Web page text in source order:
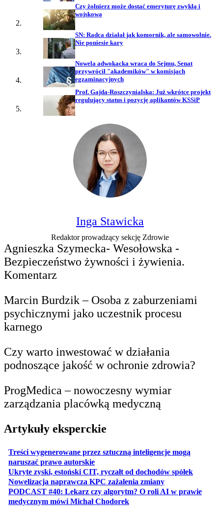
Czy żołnierz może dostać emeryturę zwykłą i
wojskową
SN: Radca działał jak komornik, ale samowolnie.
Nie poniesie kary
Nowela adwokacka wraca do Sejmu, Senat
przywrócił "akademików" w komisjach
egzaminacyjnych
Prof. Gajda-Roszczynialska: Już wkrótce projekt
regulujący status i pozycję aplikantów KSSiP
Inga Stawicka
Redaktor prowadzący sekcję Zdrowie
Agnieszka Szymecka- Wesołowska -
Bezpieczeństwo żywności i żywienia.
Komentarz
Marcin Burdzik – Osoba z zaburzeniami
psychicznymi jako uczestnik procesu
karnego
Czy warto inwestować w działania
podnoszące jakość w ochronie zdrowia?
ProgMedica – nowoczesny wymiar
zarządzania placówką medyczną
Artykuły eksperckie
Treści wygenerowane przez sztuczną inteligencje mogą
naruszać prawo autorskieotwiera się w nowej karcie
Ukryte zyski, estoński CIT, ryczałt od dochodów spółekotwiera
Nowelizacja naprawcza KPC zażalenia zmianyotwiera się w
PODCAST #40: Lekarz czy algorytm? O roli AI w prawie
medycznym mówi Michał Chodorekotwiera się w nowej karcie